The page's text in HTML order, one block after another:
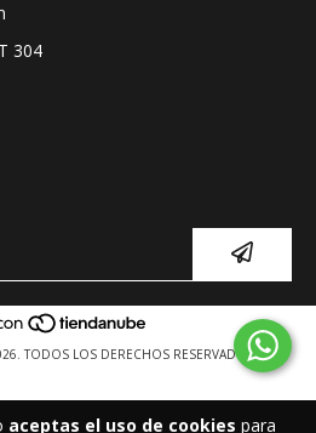
aceptas el uso de cookies para
304
TODOS LOS DERECHOS RESERVADOS.